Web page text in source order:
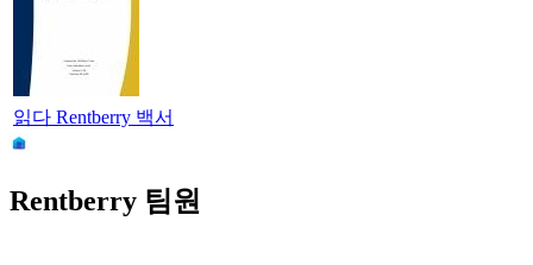
읽다 Rentberry 백서
Rentberry 팀원